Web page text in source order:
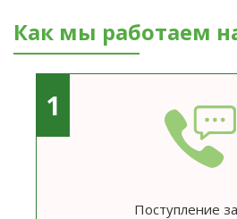
Как мы работаем
1
Поступление